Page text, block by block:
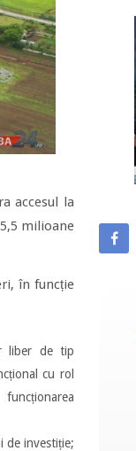
accesul la
milioane
în funcție
liber de tip
cu rol
de investiție;